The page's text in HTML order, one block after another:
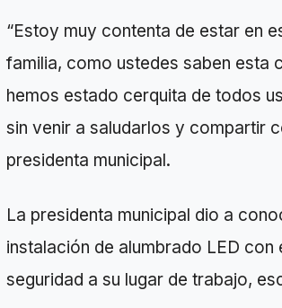
“Estoy muy contenta de estar en
familia, como ustedes saben esta
hemos estado cerquita de todos
sin venir a saludarlos y compartir
presidenta municipal.
La presidenta municipal dio a
instalación de alumbrado LED
seguridad a su lugar de trabajo,